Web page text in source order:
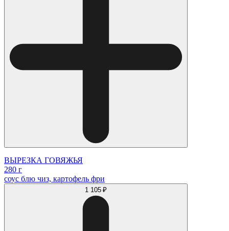
ВЫРЕЗКА ГОВЯЖЬЯ
280 г
соус блю чиз, картофель фри
1 105 ₽